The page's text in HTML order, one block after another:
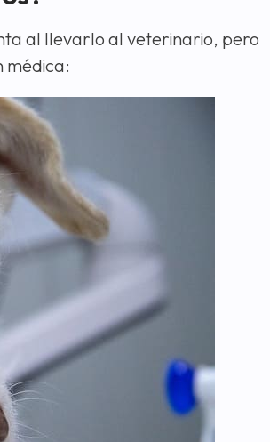
al llevarlo al veterinario, pero
médica: